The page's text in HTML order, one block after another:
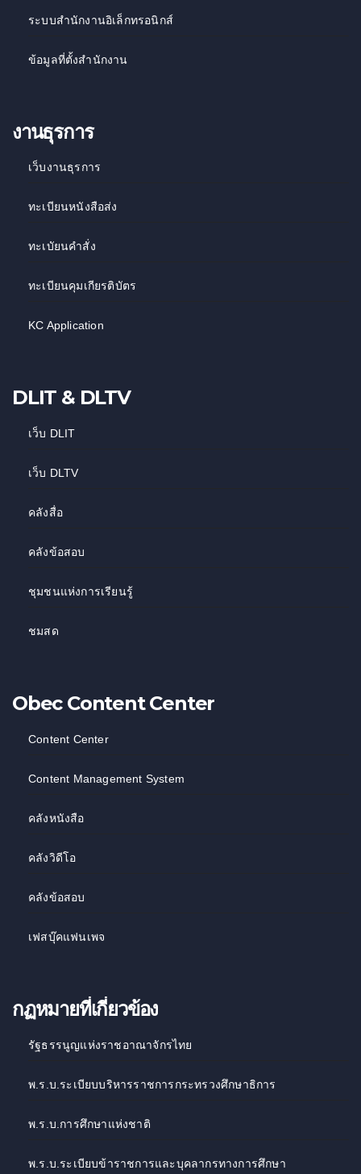
ระบบสำนักงานอิเล็กทรอนิกส์
ข้อมูลที่ตั้งสำนักงาน
งานธุรการ
เว็บงานธุรการ
ทะเบียนหนังสือส่ง
ทะเบัยนคำสั่ง
ทะเบียนคุมเกียรติบัตร
KC Application
DLIT & DLTV
เว็บ DLIT
เว็บ DLTV
คลังสื่อ
คลังข้อสอบ
ชุมชนแห่งการเรียนรู้
ชมสด
Obec Content Center
Content Center
Content Management System
คลังหนังสือ
คลังวิดีโอ
คลังข้อสอบ
เฟสบุ๊คแฟนเพจ
กฏหมายที่เกี่ยวข้อง
รัฐธรรนูญแห่งราชอาณาจักรไทย
พ.ร.บ.ระเบียบบริหารราชการกระทรวงศึกษาธิการ
พ.ร.บ.การศึกษาแห่งชาติ
พ.ร.บ.ระเบียบข้าราชการและบุคลากรทางการศึกษา